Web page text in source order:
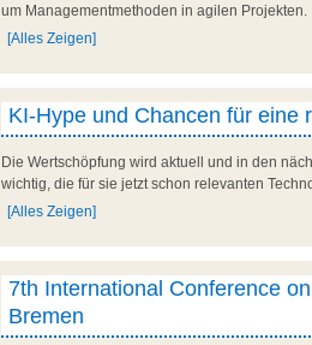
um Managementmethoden in agilen
[Alles Zeigen]
KI-Hype und Chancen für eine
Die Wertschöpfung wird aktuell und in den
wichtig, die für sie jetzt schon relevanten
[Alles Zeigen]
7th International Conference
Bremen